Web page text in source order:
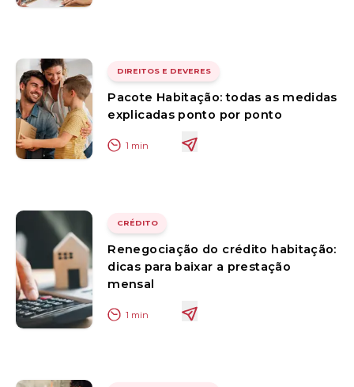
DIREITOS E DEVERES
Pacote Habitação: todas as medidas
explicadas ponto por ponto
1 min
CRÉDITO
Renegociação do crédito habitação:
dicas para baixar a prestação
mensal
1 min